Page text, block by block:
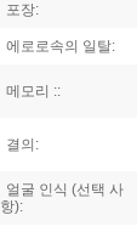
포장:
에로로속의 일탈:
메모리 ::
결의:
얼굴 인식 (선택 사
항):